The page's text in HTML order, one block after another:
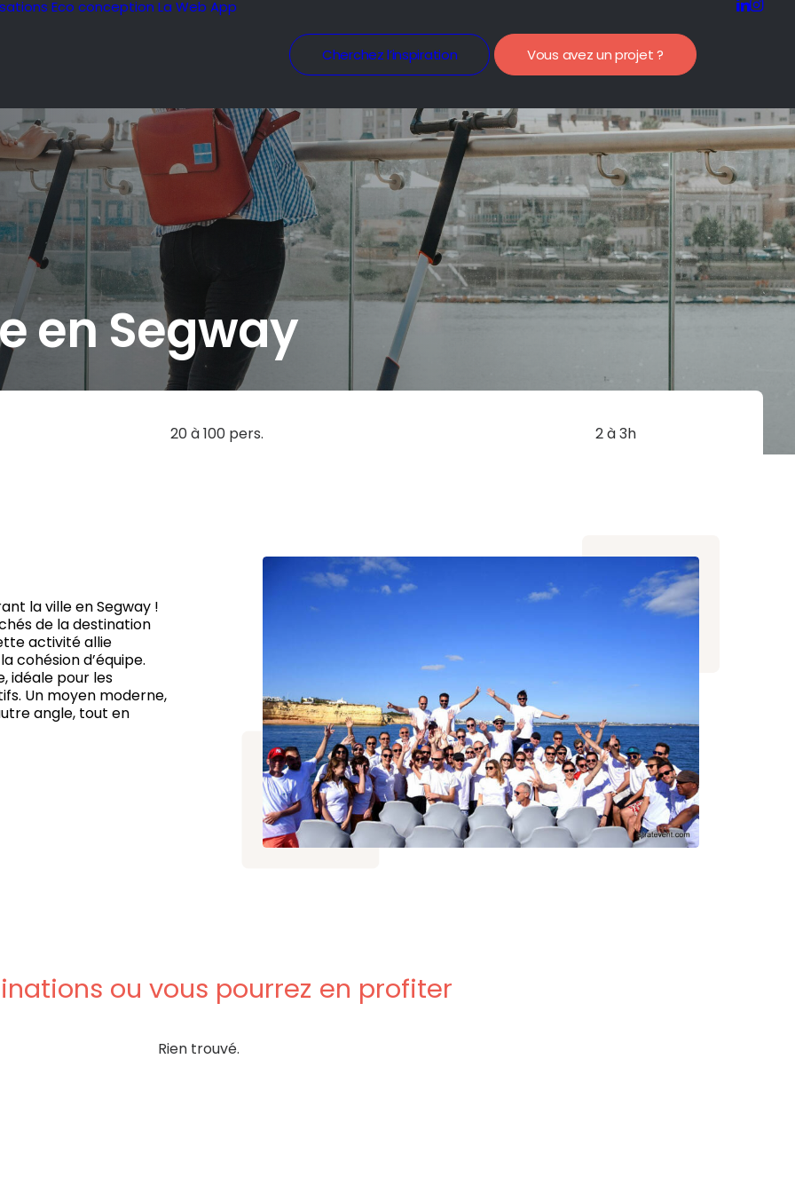
Eco conception La Web App
Cherchez l’inspiration Vous avez un projet ?
en Segway
20 à 100 pers. 2 à 3h
la ville en Segway !
de la destination
activité allie
cohésion d’équipe.
idéale pour les
Un moyen moderne,
angle, tout en
ou vous pourrez en profiter
Rien trouvé.